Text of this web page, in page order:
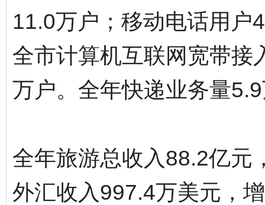
11.0万户；移动电话用户
全市计算机互联网宽带接
万户。全年快递业务量
全年旅游总收入88.2亿元
外汇收入997.4万美元，